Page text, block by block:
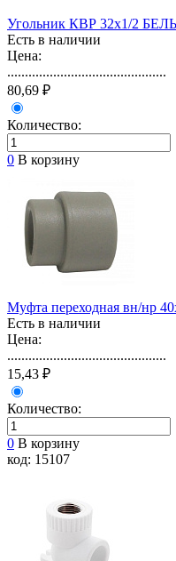
Угольник КВР 32х1/2
Есть в наличии
Цена:
.............................................
80,69 ₽
Количество:
0 В корзину
Муфта переходная вн/нр
Есть в наличии
Цена:
.............................................
15,43 ₽
Количество:
0 В корзину
код: 15107